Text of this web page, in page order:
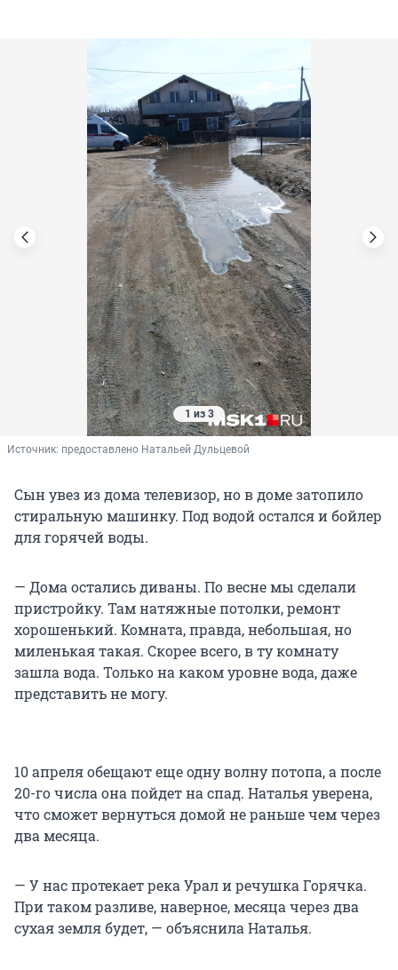
1 из 3
Источник: предоставлено Натальей Дульцевой
Сын увез из дома телевизор, но в доме затопило
стиральную машинку. Под водой остался и бойлер
для горячей воды.
— Дома остались диваны. По весне мы сделали
пристройку. Там натяжные потолки, ремонт
хорошенький. Комната, правда, небольшая, но
миленькая такая. Скорее всего, в ту комнату
зашла вода. Только на каком уровне вода, даже
представить не могу.
10 апреля обещают еще одну волну потопа, а после
20-го числа она пойдет на спад. Наталья уверена,
что сможет вернуться домой не раньше чем через
два месяца.
— У нас протекает река Урал и речушка Горячка.
При таком разливе, наверное, месяца через два
сухая земля будет, — объяснила Наталья.